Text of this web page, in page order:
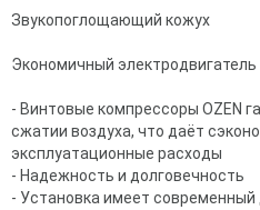
Звукопоглощающий кожух
Экономичный электродвигатель
- Винтовые компрессоры OZEN
сжатии воздуха, что даёт
эксплуатационные расходы
- Надежность и долговечность
- Установка имеет